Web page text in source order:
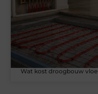
Wat kost droogbouw